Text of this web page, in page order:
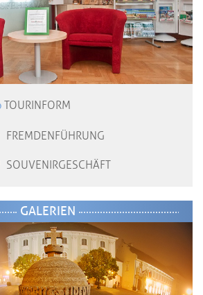
TOURINFORM
FREMDENFÜHRUNG
SOUVENIRGESCHÄFT
GALERIEN